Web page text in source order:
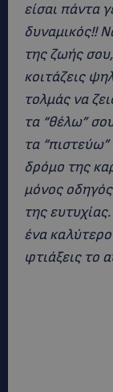
είσαι πάντα
δυναμικός!!
της ζωής
κοιτάζεις
τολμάς να
τα “θέλω”
τα
δρόμο της
μόνος
της
ένα
φτιάξεις το